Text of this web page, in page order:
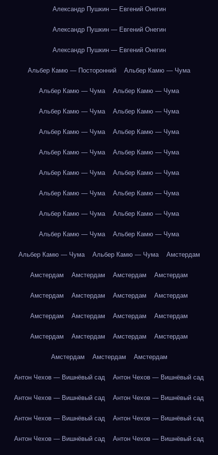
Александр Пушкин — Евгений Онегин
Александр Пушкин — Евгений Онегин
Александр Пушкин — Евгений Онегин
Альбер Камю — Посторонний Альбер Камю — Чума
Альбер Камю — Чума Альбер Камю — Чума
Альбер Камю — Чума Альбер Камю — Чума
Альбер Камю — Чума Альбер Камю — Чума
Альбер Камю — Чума Альбер Камю — Чума
Альбер Камю — Чума Альбер Камю — Чума
Альбер Камю — Чума Альбер Камю — Чума
Альбер Камю — Чума Альбер Камю — Чума
Альбер Камю — Чума Альбер Камю — Чума
Альбер Камю — Чума Альбер Камю — Чума Амстердам
Амстердам Амстердам Амстердам Амстердам
Амстердам Амстердам Амстердам Амстердам
Амстердам Амстердам Амстердам Амстердам
Амстердам Амстердам Амстердам Амстердам
Амстердам Амстердам Амстердам
Антон Чехов — Вишнёвый сад Антон Чехов — Вишнёвый сад
Антон Чехов — Вишнёвый сад Антон Чехов — Вишнёвый сад
Антон Чехов — Вишнёвый сад Антон Чехов — Вишнёвый сад
Антон Чехов — Вишнёвый сад Антон Чехов — Вишнёвый сад